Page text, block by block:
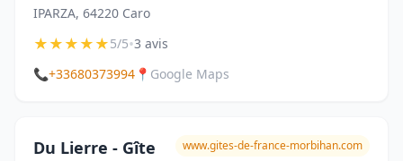
IPARZA, 64220 Caro
★★★★★5/5•3 avis
📞+33680373994 📍 Google Maps
Du Lierre - Gîte
www.gites-de-france-morbihan.com